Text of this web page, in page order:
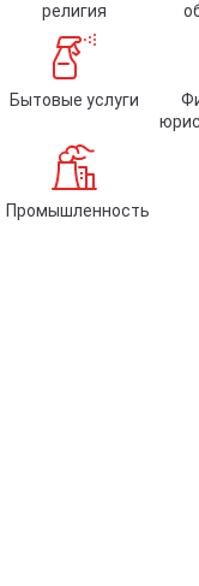
религия
Бытовые услуги
Промышленность